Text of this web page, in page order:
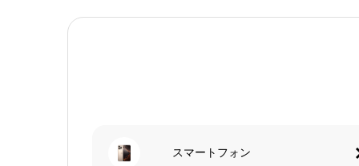
スマートフォン